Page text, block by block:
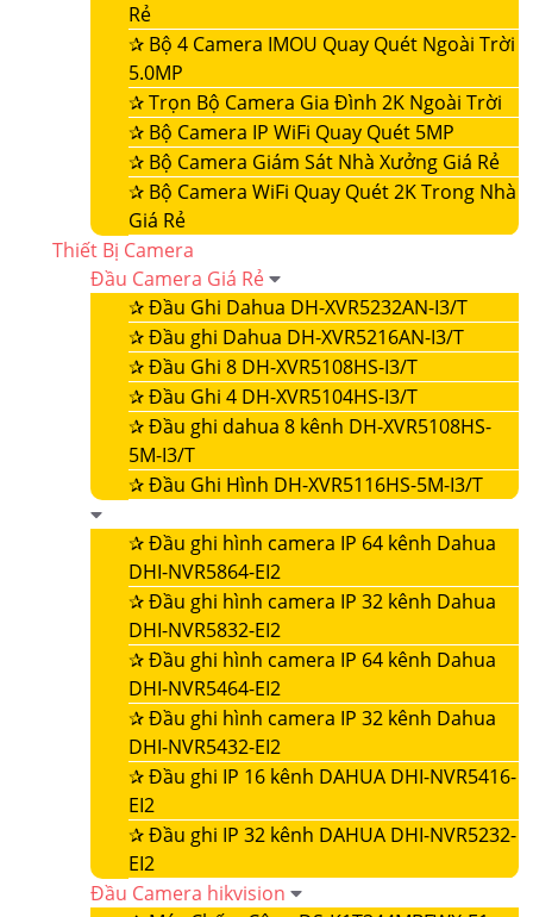
Rẻ
✰ Bộ 4 Camera IMOU Quay Quét Ngoài Trời
5.0MP
✰Trọn Bộ Camera Gia Đình 2K Ngoài Trời
✰ Bộ Camera IP WiFi Quay Quét 5MP
✰ Bộ Camera Giám Sát Nhà Xưởng Giá Rẻ
✰ Bộ Camera WiFi Quay Quét 2K Trong Nhà
Giá Rẻ
Thiết Bị Camera
Đầu Camera Giá Rẻ
✰Đầu Ghi Dahua DH-XVR5232AN-I3/T
✰Đầu ghi Dahua DH-XVR5216AN-I3/T
✰Đầu Ghi 8 DH-XVR5108HS-I3/T
✰Đầu Ghi 4 DH-XVR5104HS-I3/T
✰Đầu ghi dahua 8 kênh DH-XVR5108HS-
5M-I3/T
✰Đầu Ghi Hình DH-XVR5116HS-5M-I3/T
✰Đầu ghi hình camera IP 64 kênh Dahua
DHI-NVR5864-EI2
✰Đầu ghi hình camera IP 32 kênh Dahua
DHI-NVR5832-EI2
✰Đầu ghi hình camera IP 64 kênh Dahua
DHI-NVR5464-EI2
✰Đầu ghi hình camera IP 32 kênh Dahua
DHI-NVR5432-EI2
✰Đầu ghi IP 16 kênh DAHUA DHI-NVR5416-
EI2
✰Đầu ghi IP 32 kênh DAHUA DHI-NVR5232-
EI2
Đầu Camera hikvision